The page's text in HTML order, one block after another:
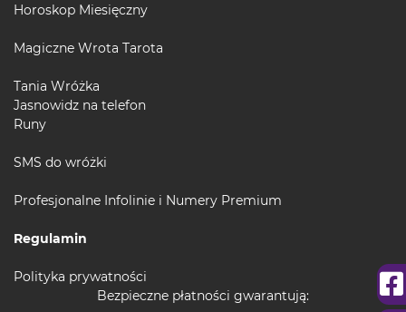
Horoskop Miesięczny
Magiczne Wrota Tarota
Tania Wróżka
Jasnowidz na telefon
Runy
SMS do wróżki
Profesjonalne Infolinie i Numery Premium
Regulamin
Polityka prywatności
Bezpieczne płatności gwarantują: